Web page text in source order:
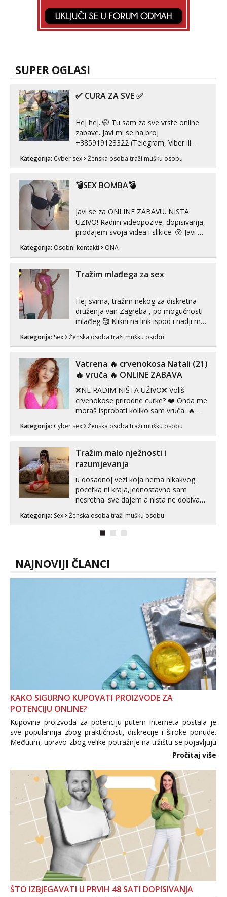
SUPER OGLASI
✅ CURA ZA SVE ✅
Hej hej. 🤭 Tu sam za sve vrste online
zabave. Javi mi se na broj
+385919123322 (Telegram, Viber ili
Whatsapp). 🤙 NE javljaj se na uzivo.
Hvala.
Kategorija: Cyber sex Ženska osoba traži mušku osobu
💣SEX BOMBA💣
Javi se za ONLINE ZABAVU. NISTA
UZIVO! Radim videopozive, dopisivanja,
prodajem svoja videa i slikice. 😚 Javi mi
Telegram. +385 91 723 0045
Kategorija: Osobni kontakti ONA
Tražim mlađega za sex
Hej svima, tražim nekog za diskretna
druženja van Zagreba , po mogućnosti
mlađeg 🥰 Klikni na link ispod i nadji me
Kategorija: Sex Ženska osoba traži mušku osobu
Vatrena ‎️‍🔥 crvenokosa Natali (21)
‎️‍🔥 vruča‎ ️‍🔥 ONLINE ZABAVA
❌NE RADIM NIŠTA UŽIVO❌ Voliš
crvenokose prirodne curke? ❤️ Onda me
moraš isprobati koliko sam vruča.‎ ️‍🔥
MLADA vražica koja ima 100%
prorodne grudi, 💦 Misli su mi uvijek
U mojoj raznolikoj ponudi možeš
pranaći nešto po svojoj mjeri. Sexi videa
s kolegica...
Kategorija: Cyber sex Ženska osoba traži mušku osobu
Tražim malo nježnosti i
razumjevanja
u dosadnoj vezi koja nema nikakvog
pocetka ni kraja,jednostavno sam
nesretna. sve dajem a nista ne dobivam
zadovoljiti moje potrebe,ne trazim puno
samo malo njeznosti i razumjevanja.
muskar...
Kategorija: Sex Ženska osoba traži mušku osobu
NAJNOVIJI ČLANCI
KAKO SIGURNO KUPOVATI PROIZVODE ZA
POTENCIJU ONLINE?
Kupovina proizvoda za potenciju putem interneta postala je
sve popularnija zbog praktičnosti, diskrecije i široke ponude.
Međutim, upravo zbog velike potražnje na tržištu se pojavljuju
i brojni krivotvoreni proizvodi, nepouzdane internetske
Pročitaj više
ŠTO IZBJEGAVATI U PRVIH 48 SATI DOPISIVANJA